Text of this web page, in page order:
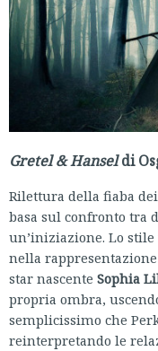
Gretel & Hanseldi
Rilettura della fiaba dei
basa sul confronto tra
un’iniziazione. Lo
nella
star nascente Sophia
propria ombra,
semplicissimo che
reinterpretando le